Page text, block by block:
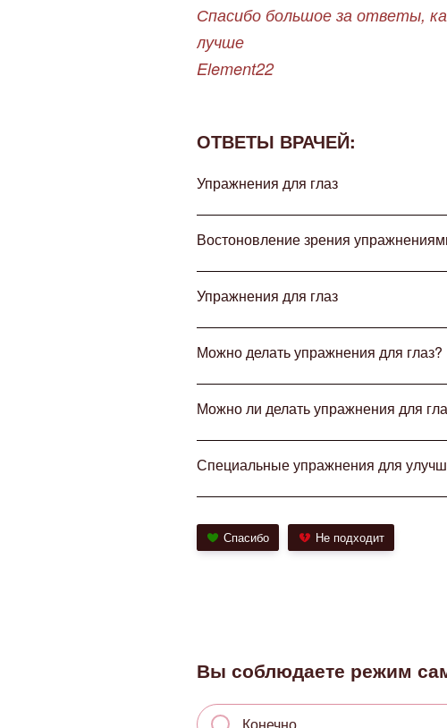
Спасибо большое за ответы,
лучше
Element22
ОТВЕТЫ ВРАЧЕЙ:
Упражнения для глаз
Востоновление зрения
Упражнения для глаз
Можно делать упражнения для глаз?
Можно ли делать упражнения для
Специальные упражнения для
Спасибо Не подходит
Вы соблюдаете режим